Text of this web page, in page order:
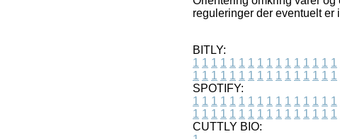
reguleringer der eventuelt er
BITLY:
1 1 1 1 1 1 1 1 1 1 1 1 1 1 1 1
1 1 1 1 1 1 1 1 1 1 1 1 1 1 1 1
SPOTIFY:
1 1 1 1 1 1 1 1 1 1 1 1 1 1 1 1
1 1 1 1 1 1 1 1 1 1 1 1 1 1 1 1
CUTTLY BIO: